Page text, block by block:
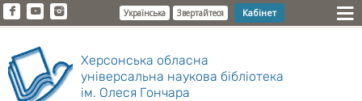
Українська Звертайтеся Кабінет
Херсонська обласна
універсальна наукова бібліотека
ім. Олеся Гончара